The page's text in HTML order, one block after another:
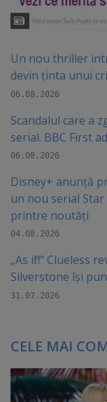
Un nou thriller
devin ținta unui
06.08.2026
Scandalul care a
serial. BBC First
06.08.2026
Disney+ anunță
un nou serial
printre noutăți
04.08.2026
„As if!” Clueless
Silverstone își
31.07.2026
CELE MAI